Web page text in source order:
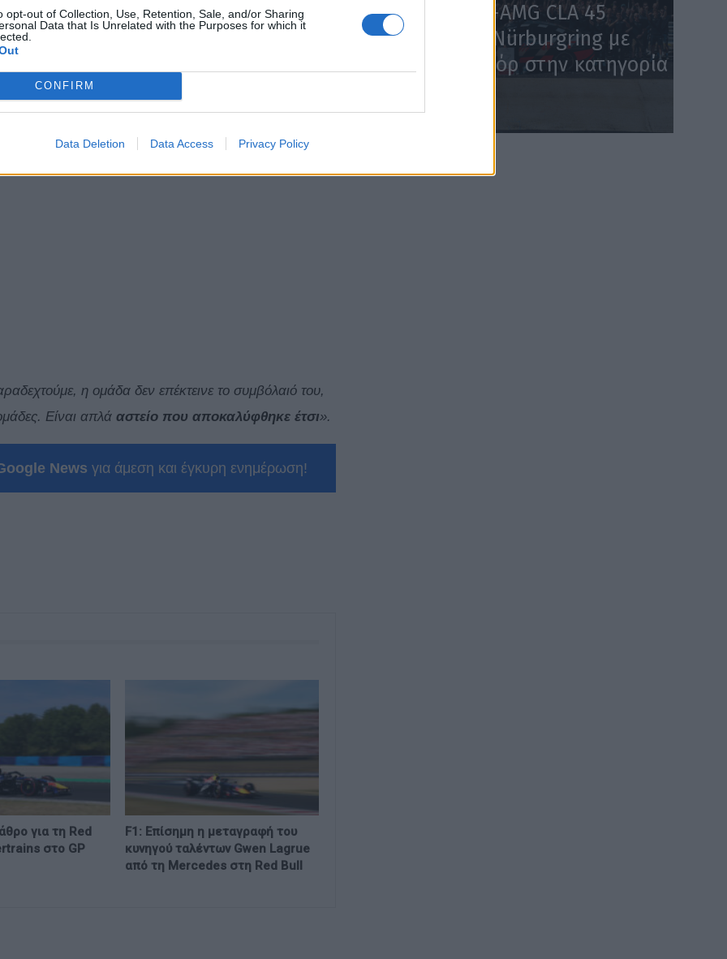
opt-out of Collection, Use, Retention, Sale, and/or Sharing
Data that Is Unrelated with the Purposes for which it
CONFIRM
Data Deletion Data Access Privacy Policy
στο Enstone πριν από τον αγώνα του
γιαπέντε
όλοι στην Alpine έμαθαν ότι ο Esteban πέρασε μισή
η ομάδα δεν επέκτεινε το συμβόλαιό του,
Είναι απλά αστείο που αποκαλύφθηκε έτσι».
News για άμεση και έγκυρη ενημέρωση!
για τη Red
στο GP
F1: Επίσημη η μεταγραφή του
κυνηγού ταλέντων Gwen Lagrue
από τη Mercedes στη Red Bull
Η Mercedes-AMG CLA 45
κατακτά το Nürburgring με
χρόνο – ρεκόρ στην κατηγορία
WEB TV